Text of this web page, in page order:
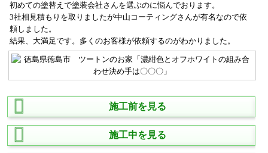
初めての塗替えで塗装会社さんを選ぶのに悩んでおります。
3社相見積もりを取りましたが中山コーティングさんが有名なので依
頼しました。
結果、大満足です。多くのお客様が依頼するのがわかりました。
施工前を見る
施工中を見る